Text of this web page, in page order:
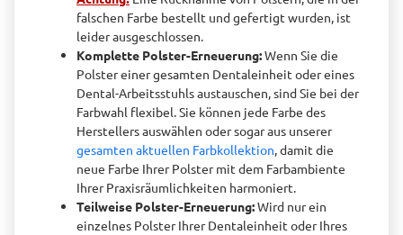
falschen Farbe bestellt und gefertigt wurden, ist
leider ausgeschlossen.
Komplette Polster-Erneuerung:Wenn Sie die
Polster einer gesamten Dentaleinheit oder eines
Dental-Arbeitsstuhls austauschen, sind Sie bei der
Farbwahl flexibel. Sie können jede Farbe des
Herstellers auswählen oder sogar aus unserer
gesamten aktuellen Farbkollektion, damit die
neue Farbe Ihrer Polster mit dem Farbambiente
Ihrer Praxisräumlichkeiten harmoniert.
Teilweise Polster-Erneuerung:Wird nur ein
einzelnes Polster Ihrer Dentaleinheit oder Ihres